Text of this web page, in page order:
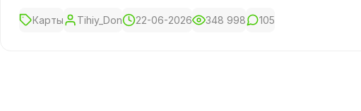
Карты Tihiy_Don 22-06-2026 348 998 105